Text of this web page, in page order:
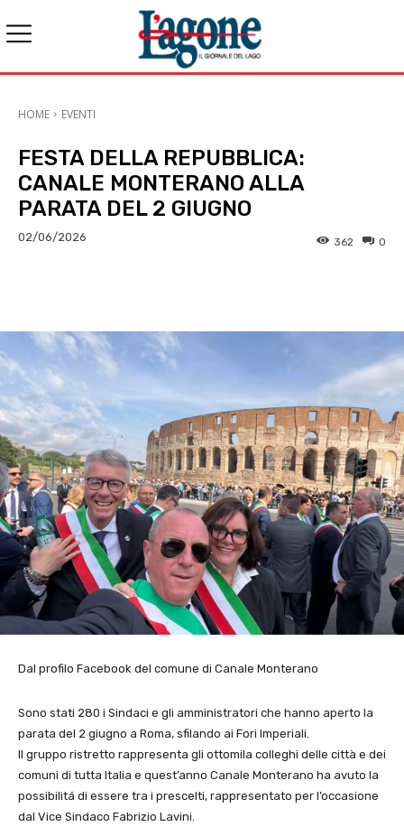
HOME EVENTI
FESTA DELLA REPUBBLICA:
CANALE MONTERANO ALLA
PARATA DEL 2 GIUGNO
02/06/2026 0
362
Dal profilo Facebook del comune di Canale Monterano
Sono stati 280 i Sindaci e gli amministratori che hanno aperto la
parata del 2 giugno a Roma, sfilando ai Fori Imperiali.
Il gruppo ristretto rappresenta gli ottomila colleghi delle città e dei
comuni di tutta Italia e quest’anno Canale Monterano ha avuto la
possibilitá di essere tra i prescelti, rappresentato per l’occasione
dal Vice Sindaco Fabrizio Lavini.